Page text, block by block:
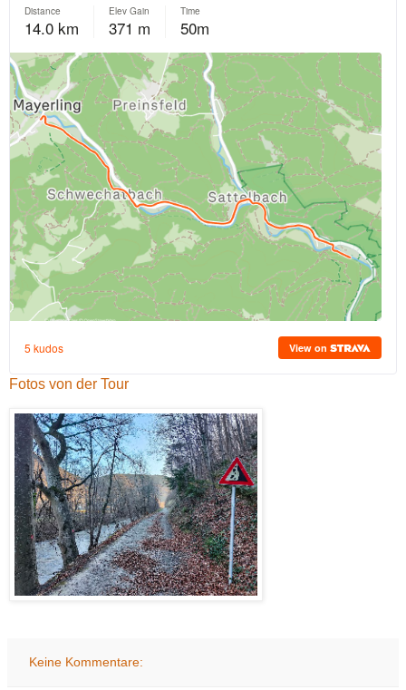
Fotos von der Tour
Keine Kommentare: